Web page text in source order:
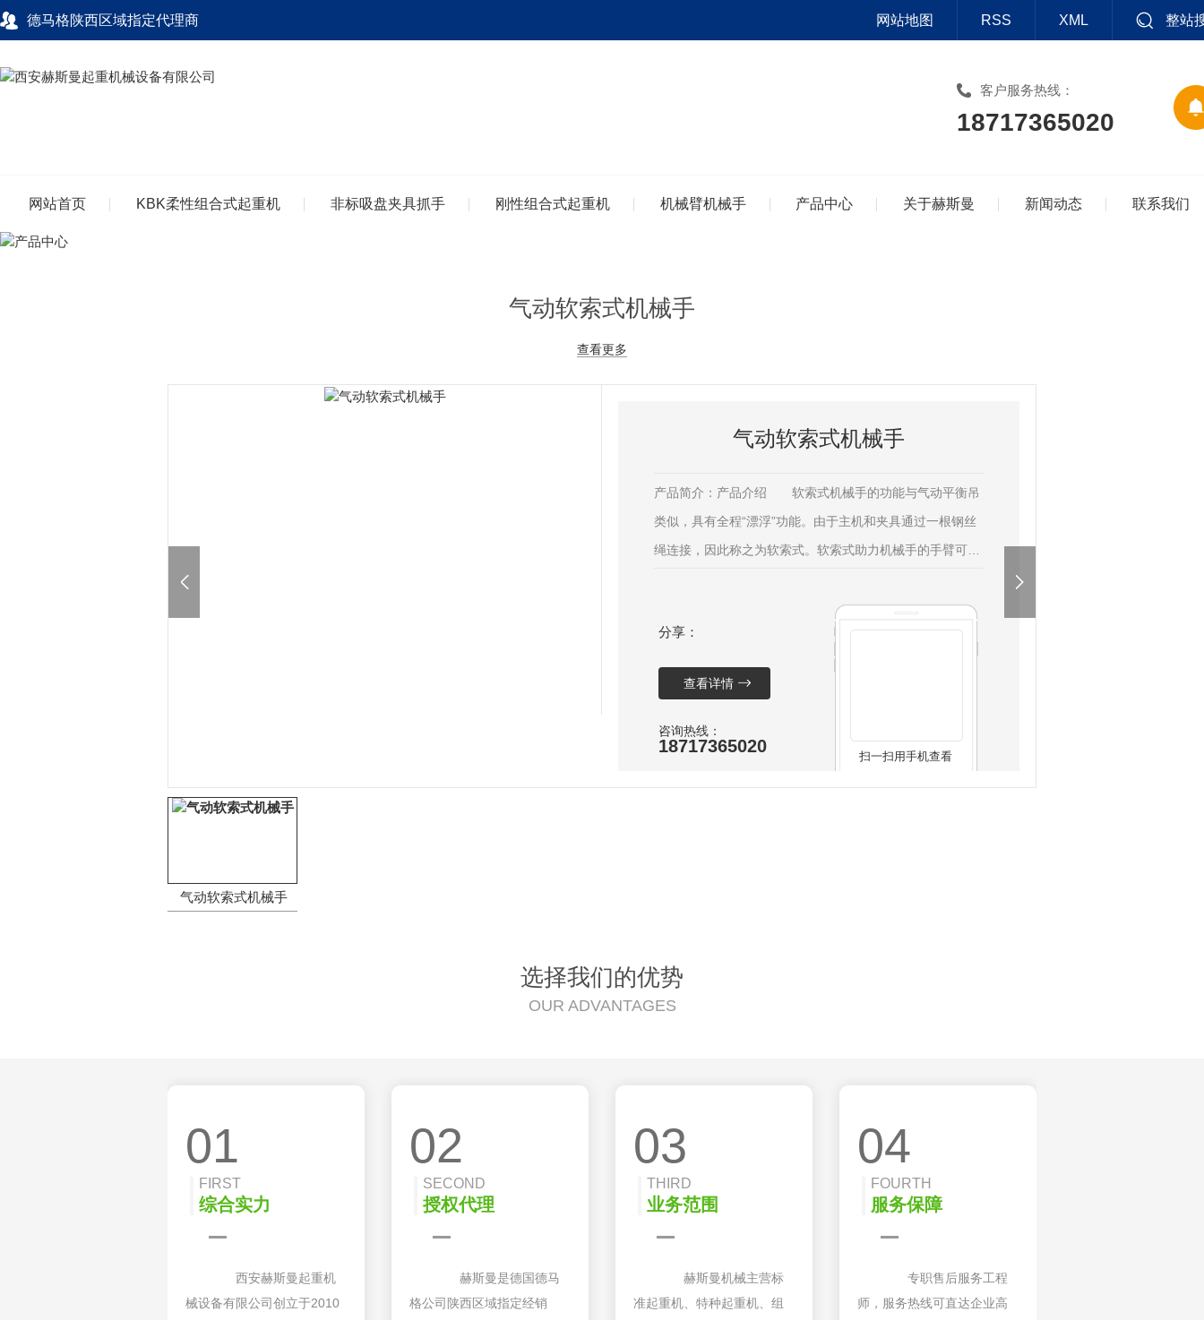
德马格陕西区域指定代理商 网站地图 RSS XML 整站
客户服务热线：
18717365020
网站首页 KBK柔性组合式起重机 非标吸盘夹具抓手 刚性组合式起重机 机械臂机械手 产品中心 关于赫斯曼 新闻动态 联系我们
气动软索式机械手
查看更多
气动软索式机械手
产品简介：产品介绍 软索式机械手的功能与气动平衡吊
类似，具有全程“漂浮”功能。由于主机和夹具通过一根钢丝
绳连接，因此称之为软索式。软索式助力机械手的手臂可以
(不可连续)，以压缩空气为动力源，拥有两套完全独立的平
衡气动回路(空
分享：
查看详情
咨询热线：
18717365020
扫一扫用手机查看
气动软索式机械手
选择我们的优势
OUR ADVANTAGES
01
FIRST
综合实力
西安赫斯曼起重机
械设备有限公司创立于2010
02
SECOND
授权代理
赫斯曼是德国德马
格公司陕西区域指定经销
03
THIRD
业务范围
赫斯曼机械主营标
准起重机、特种起重机、组
04
FOURTH
服务保障
专职售后服务工程
师，服务热线可直达企业高